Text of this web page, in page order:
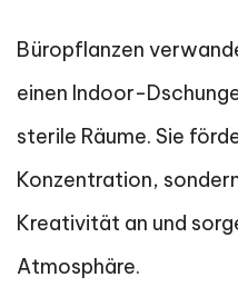
Büropflanzen
einen Indoor-
sterile Räume. Sie
Konzentration,
Kreativität an und
Atmosphäre.